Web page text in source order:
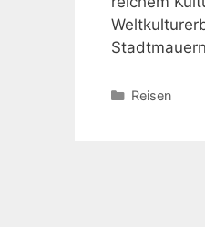
Kategorien
Reisen